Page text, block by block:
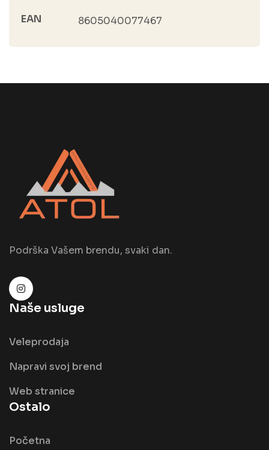
EAN 8605040077467
Podrška Vašem brendu, svaki dan.
Naše usluge
Veleprodaja
Napravi svoj brend
Web stranice
Ostalo
Početna